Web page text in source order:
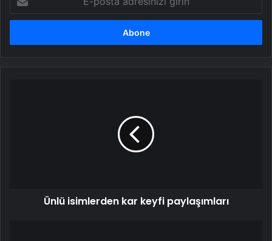
posta
adresinizi
Ünlü isimlerden kar keyfi paylaşımları